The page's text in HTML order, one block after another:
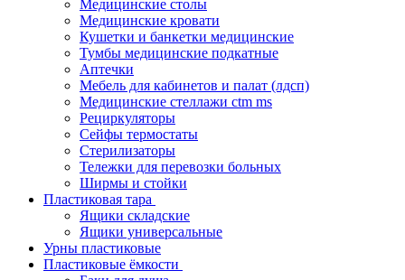
Медицинские столы
Медицинские кровати
Кушетки и банкетки медицинские
Тумбы медицинские подкатные
Аптечки
Мебель для кабинетов и палат (лдсп)
Медицинские стеллажи ctm ms
Рециркуляторы
Сейфы термостаты
Стерилизаторы
Тележки для перевозки больных
Ширмы и стойки
Пластиковая тара
Ящики складские
Ящики универсальные
Урны пластиковые
Пластиковые ёмкости